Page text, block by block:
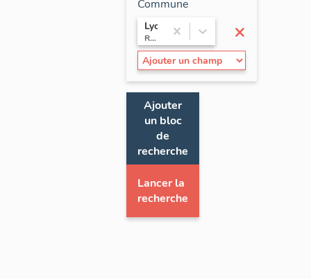
×
Commune
Lyon
Rhône-Alpes / Rhône
Ajouter
un bloc
de
recherche
Lancer la
recherche